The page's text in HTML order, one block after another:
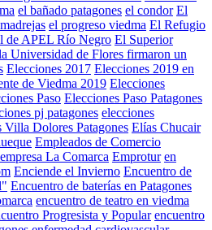
el bañado patagones el condor El
el progreso viedma El Refugio
de APEL Río Negro El Superior
Universidad de Flores firmaron un
Elecciones 2017 Elecciones 2019 en
de Viedma 2019 Elecciones
Paso Elecciones Paso Patagones
pj patagones elecciones
Villa Dolores Patagones Elías Chucair
Empleados de Comercio
empresa La Comarca Emprotur en
Enciende el Invierno Encuentro de
Encuentro de baterías en Patagones
encuentro de teatro en viedma
Progresista y Popular encuentro